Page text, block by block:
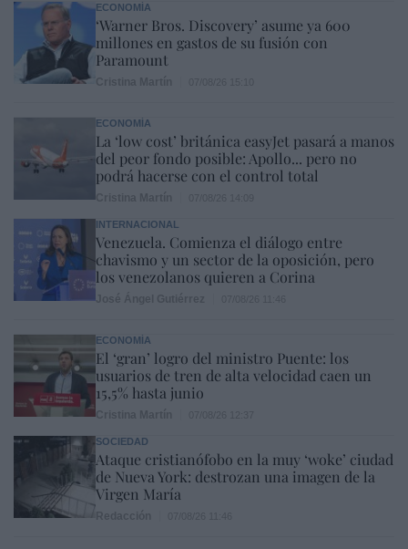
ECONOMÍA
‘Warner Bros. Discovery’ asume ya 600
millones en gastos de su fusión con
Paramount
ECONOMÍA
La ‘low cost’ británica easyJet pasará a manos
del peor fondo posible: Apollo... pero no
podrá hacerse con el control total
INTERNACIONAL
Venezuela. Comienza el diálogo entre
chavismo y un sector de la oposición, pero
los venezolanos quieren a Corina
ECONOMÍA
El ‘gran’ logro del ministro Puente: los
usuarios de tren de alta velocidad caen un
15,5% hasta junio
SOCIEDAD
Ataque cristianófobo en la muy ‘woke’ ciudad
de Nueva York: destrozan una imagen de la
Virgen María